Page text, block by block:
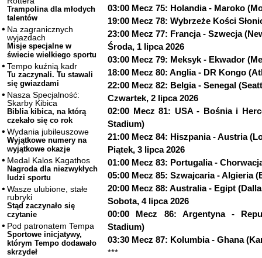
Trampolina dla młodych
talentów
Na zagranicznych
wyjazdach
Misje specjalne w
świecie wielkiego sportu
Tempo kuźnią kadr
Tu zaczynali. Tu stawali
się gwiazdami
Nasza Specjalność:
Skarby Kibica
Biblia kibica, na którą
czekało się co rok
Wydania jubileuszowe
Wyjątkowe numery na
wyjątkowe okazje
Medal Kalos Kagathos
Nagroda dla niezwykłych
ludzi sportu
Wasze ulubione, stałe
rubryki
Stąd zaczynało się
czytanie
Pod patronatem Tempa
Sportowe inicjatywy,
którym Tempo dodawało
skrzydeł
03:00 Mecz 75: Holandia - Maroko
19:00 Mecz 78: Wybrzeże Kości
23:00 Mecz 77: Francja - Szwecja
Środa, 1 lipca 2026
03:00 Mecz 79: Meksyk - Ekwador
18:00 Mecz 80: Anglia - DR Kongo
22:00 Mecz 82: Belgia - Senegal
Czwartek, 2 lipca 2026
02:00 Mecz 81: USA - Bośnia i
Stadium)
21:00 Mecz 84: Hiszpania - Austria
Piątek, 3 lipca 2026
01:00 Mecz 83: Portugalia -
05:00 Mecz 85: Szwajcaria - Algieria
20:00 Mecz 88: Australia - Egipt
Sobota, 4 lipca 2026
00:00 Mecz 86: Argentyna -
Stadium)
03:30 Mecz 87: Kolumbia - Ghana
***